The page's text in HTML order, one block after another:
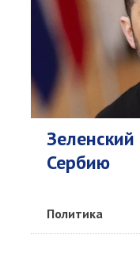
Сербию
Политика